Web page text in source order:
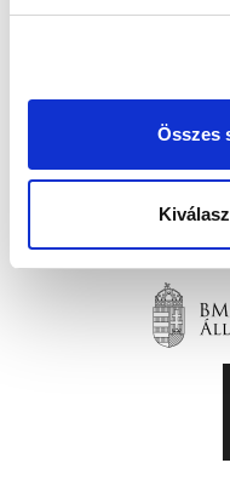
Összes